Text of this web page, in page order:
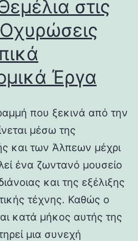
στις
Έργα
που ξεκινά από την
μέσω της
και των Άλπεων μέχρι
ένα ζωντανό μουσείο
και της εξέλιξης
τέχνης. Καθώς ο
κατά μήκος αυτής της
μια συνεχή